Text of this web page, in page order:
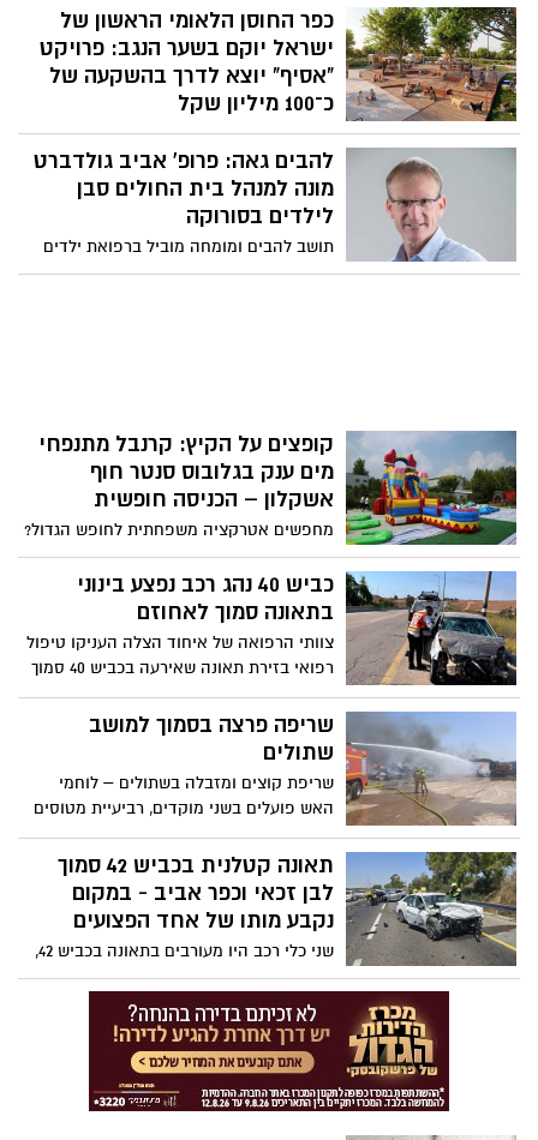
בכללית מחוז מרכז מסבירה מי נמצא בקבוצת
סיכון, מהם התסמינים שמחייבים ערנות, ואיך
כמה צעדים פשוטים במטוס יכולים להציל
חיים
כפר החוסן הלאומי הראשון של
ישראל יוקם בשער הנגב: פרויקט
"אסיף" יוצא לדרך בהשקעה של
כ־100 מיליון שקל
מאז 7 באוקטובר הפך תחום הטראומה
והחוסן לאחד האתגרים הלאומיים המרכזיים
של ישראל. פרויקט "אסיף", שהקמתו החלה
בימים אלה בשער הנגב, יאגד לראשונה תחת
להבים גאה: פרופ' אביב גולדברט
מונה למנהל בית החולים סבן
לילדים בסורוקה
תושב להבים ומומחה מוביל ברפואת ילדים
ומחלות ריאה בילדים יעמוד בראש בית
קופצים על הקיץ: קרנבל מתנפחי
מים ענק בגלובוס סנטר חוף
אשקלון – הכניסה חופשית
מחפשים אטרקציה משפחתית לחופש הגדול?
בין התאריכים 9-11 באוגוסט 2026 יתקיים
במתחם גלובוס סנטר חוף אשקלון אירוע
הקיץ הגדול "קופצים על הקיץ" עם מתחם
כביש 40 נהג רכב נפצע בינוני
בתאונה סמוך לאחוזם
צוותי הרפואה של איחוד הצלה העניקו טיפול
רפואי בזירת תאונה שאירעה בכביש 40 סמוך
לאחוזם.
שריפה פרצה בסמוך למושב
שתולים
שריפת קוצים ומזבלה בשתולים – לוחמי
האש פועלים בשני מוקדים, רביעיית מטוסים
מסייעת מהאוויר
תאונה קטלנית בכביש 42 סמוך
לבן זכאי וכפר אביב - במקום
נקבע מותו של אחד הפצועים
שני כלי רכב היו מעורבים בתאונה בכביש 42,
בין צומת בן זכאי לצומת בני דרום. צוותי
מחוסר הכרה. לאחר ניסיונות החייאה נקבע
מותו במקום. בת 25 פונתה מהמקום במצב
בינוני